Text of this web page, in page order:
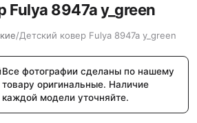
Fulya 8947a y_green
/Детский ковер Fulya 8947a y_green
Все фотографии сделаны по нашему
товару оригинальные. Наличие
каждой модели уточняйте.